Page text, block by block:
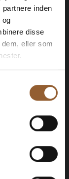
inden
og
disse
eller som